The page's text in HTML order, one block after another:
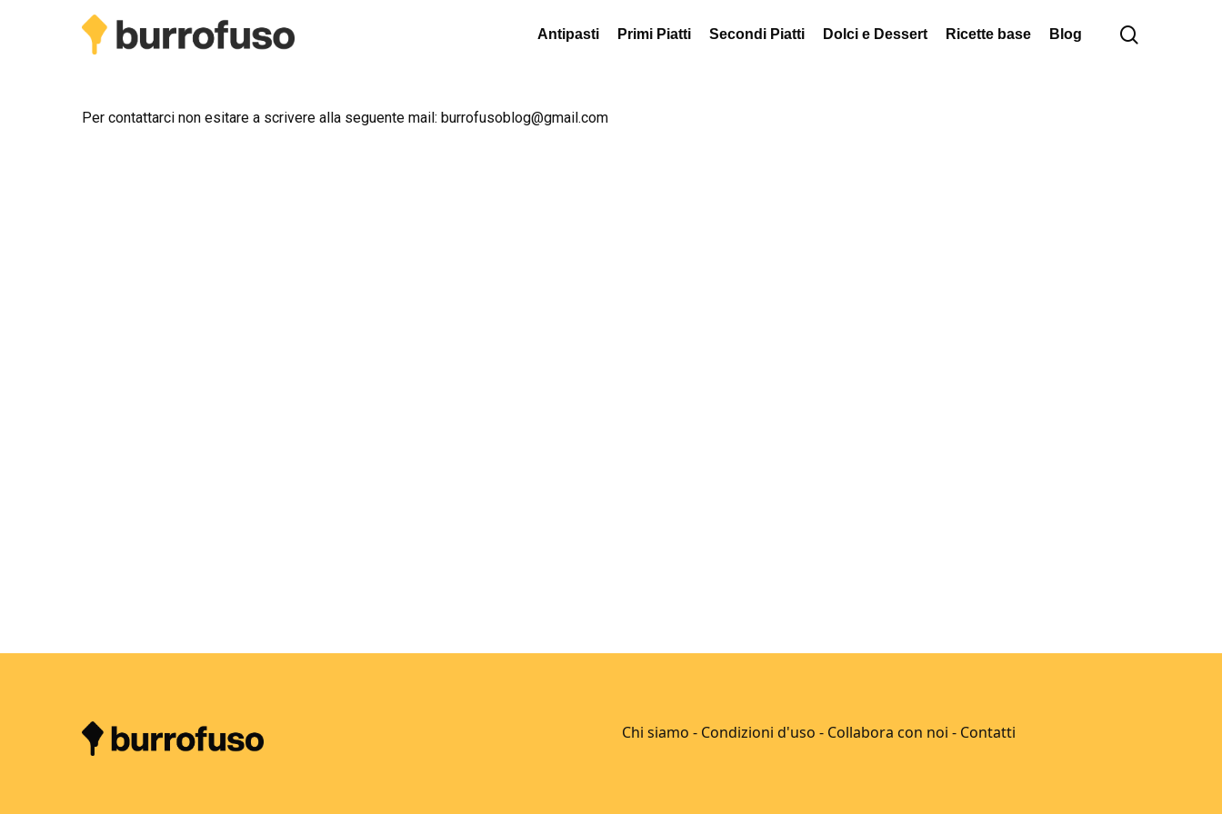
Antipasti Primi Piatti Secondi Piatti Dolci e Dessert Ricette base Blog
Per contattarci non esitare a scrivere alla seguente mail: burrofusoblog@gmail.com
Chi siamo - Condizioni d'uso - Collabora con noi - Contatti